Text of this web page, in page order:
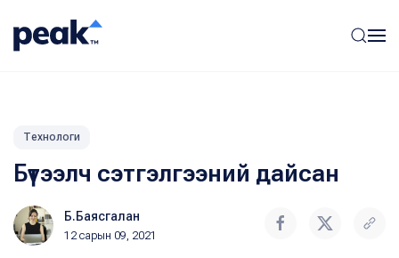
Технологи
Бүтээлч сэтгэлгээний дайсан
Б.Баясгалан
12 сарын 09, 2021